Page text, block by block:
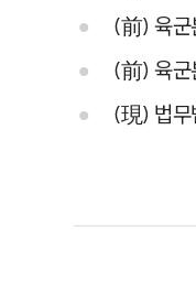
(前) 육군
(前) 육군
(現) 법무